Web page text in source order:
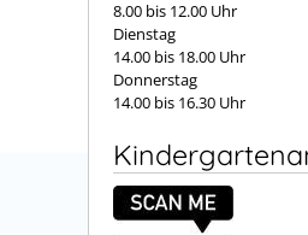
8.00 bis 12.00 Uhr
Dienstag
14.00 bis 18.00 Uhr
Donnerstag
14.00 bis 16.30 Uhr